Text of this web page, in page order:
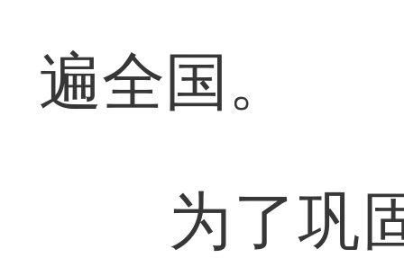
遍全国。
为了巩固